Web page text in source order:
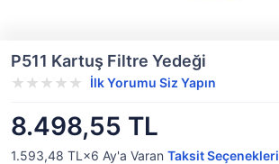
P511 Kartuş Filtre Yedeği
İlk Yorumu Siz Yapın
8.498,55 TL
1.593,48 TL×6 Ay'a Varan Taksit Seçenekleri